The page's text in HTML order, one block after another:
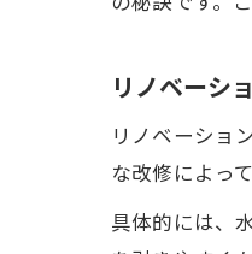
リノベーシ
リノベーショ
な改修によっ
具体的には、